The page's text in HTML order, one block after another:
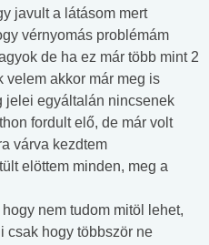
javult a látásom mert
vérnyomás problémám
de ha ez már több mint 2
velem akkor már meg is
jelei egyáltalán nincsenek
fordult elő, de már volt
várva kezdtem
elöttem minden, meg a
nem tudom mitöl lehet,
csak hogy többször ne